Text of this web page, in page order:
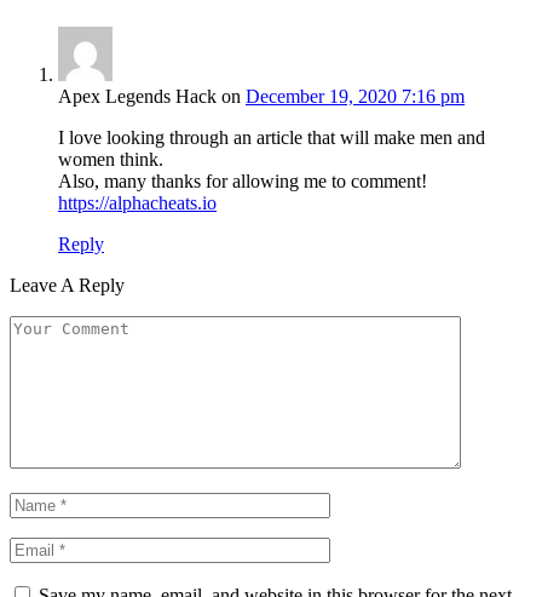
Apex Legends Hack on December 19, 2020 7:16 pm
I love looking through an article that will make men and
women think.
Also, many thanks for allowing me to comment!
https://alphacheats.io
Reply
Leave A Reply